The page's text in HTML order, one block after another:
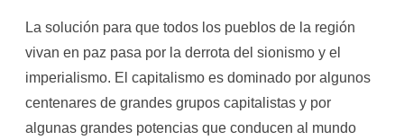
La solución para que todos los pueblos de la región
vivan en paz pasa por la derrota del sionismo y el
imperialismo. El capitalismo es dominado por algunos
centenares de grandes grupos capitalistas y por
algunas grandes potencias que conducen al mundo